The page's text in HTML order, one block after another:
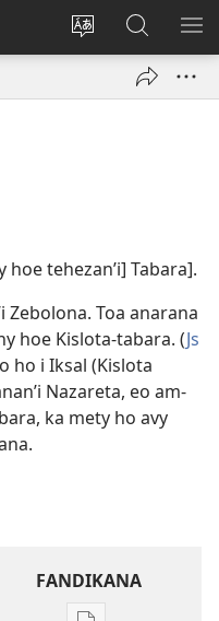
Hiova
Hiditra
(manokatra
ato
Amin’ny
hoe tehezan’i] Tabara].
Zebolona. Toa anarana
hoe Kislota-tabara. (Js
ho i Iksal (Kislota
Nazareta, eo am-
ka mety ho avy
FANDIKANA